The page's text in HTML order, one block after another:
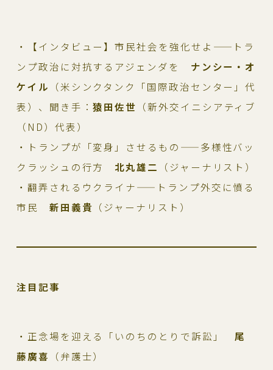
・【インタビュー】市民社会を強化せよ——トラ
ンプ政治に対抗するアジェンダを ナンシー・オ
ケイル
（米シンクタンク「国際政治センター」代
表）、聞き手：猿田佐世 （新外交イニシアティブ
（ND）代表）
・トランプが「変身」させるもの——多様性バッ
クラッシュの行方 北丸雄二
（ジャーナリスト）
・翻弄されるウクライナ——トランプ外交に憤る
市民 新田義貴 （ジャーナリスト）
注目記事
・正念場を迎える「いのちのとりで訴訟」 尾
藤廣喜
（弁護士）